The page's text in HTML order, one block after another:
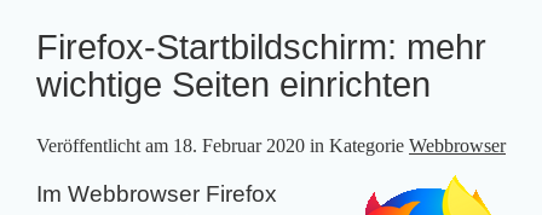
Firefox-Startbildschirm: mehr
wichtige Seiten einrichten
Veröffentlicht am 18. Februar 2020 in Kategorie Webbrowser
Im Webbrowser Firefox